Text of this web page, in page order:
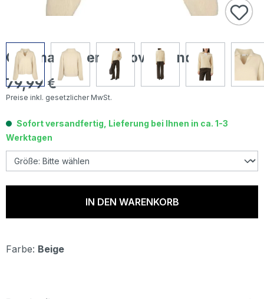
Comma Damen Pullover sand
Regulärer Preis:
79,99 €
Preise inkl. gesetzlicher MwSt.
Sofort versandfertig, Lieferung bei Ihnen in ca. 1-3
Werktagen
IN DEN WARENKORB
Farbe: Beige